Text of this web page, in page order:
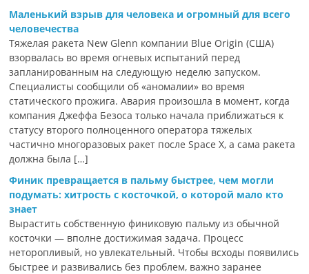
Маленький взрыв для человека и огромный для всего
человечества
Тяжелая ракета New Glenn компании Blue Origin (США)
взорвалась во время огневых испытаний перед
запланированным на следующую неделю запуском.
Специалисты сообщили об «аномалии» во время
статического прожига. Авария произошла в момент, когда
компания Джеффа Безоса только начала приближаться к
статусу второго полноценного оператора тяжелых
частично многоразовых ракет после Space X, а сама ракета
должна была […]
Финик превращается в пальму быстрее, чем могли
подумать: хитрость с косточкой, о которой мало кто
знает
Вырастить собственную финиковую пальму из обычной
косточки — вполне достижимая задача. Процесс
неторопливый, но увлекательный. Чтобы всходы появились
быстрее и развивались без проблем, важно заранее